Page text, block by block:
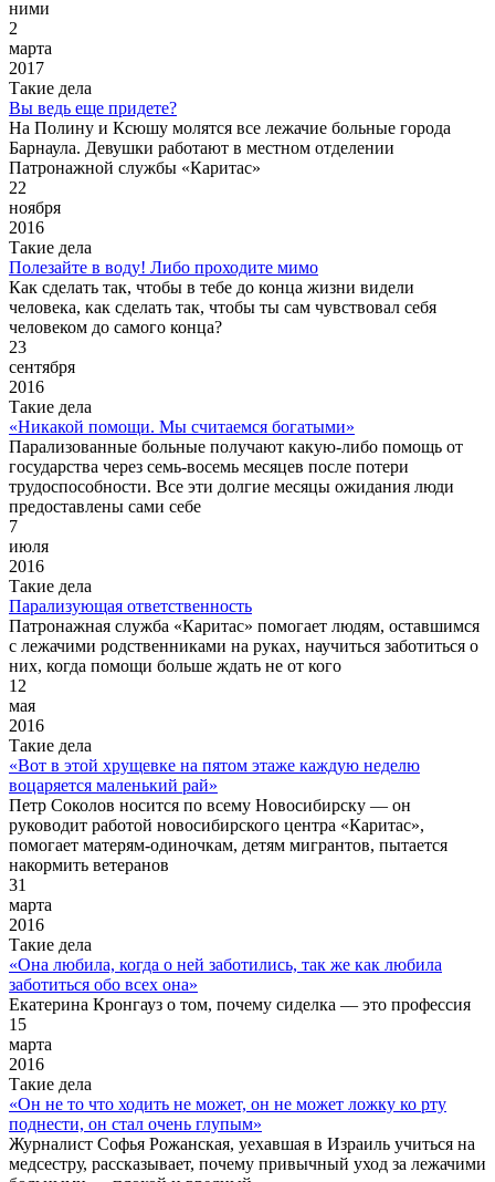
ними
2
марта
2017
Такие дела
Вы ведь еще придете?
На Полину и Ксюшу молятся все лежачие больные города
Барнаула. Девушки работают в местном отделении
Патронажной службы «Каритас»
22
ноября
2016
Такие дела
Полезайте в воду! Либо проходите мимо
Как сделать так, чтобы в тебе до конца жизни видели
человека, как сделать так, чтобы ты сам чувствовал себя
человеком до самого конца?
23
сентября
2016
Такие дела
«Никакой помощи. Мы считаемся богатыми»
Парализованные больные получают какую-либо помощь от
государства через семь-восемь месяцев после потери
трудоспособности. Все эти долгие месяцы ожидания люди
предоставлены сами себе
7
июля
2016
Такие дела
Парализующая ответственность
Патронажная служба «Каритас» помогает людям, оставшимся
с лежачими родственниками на руках, научиться заботиться о
них, когда помощи больше ждать не от кого
12
мая
2016
Такие дела
«Вот в этой хрущевке на пятом этаже каждую неделю
воцаряется маленький рай»
Петр Соколов носится по всему Новосибирску — он
руководит работой новосибирского центра «Каритас»,
помогает матерям-одиночкам, детям мигрантов, пытается
накормить ветеранов
31
марта
2016
Такие дела
«Она любила, когда о ней заботились, так же как любила
заботиться обо всех она»
Екатерина Кронгауз о том, почему сиделка — это профессия
15
марта
2016
Такие дела
«Он не то что ходить не может, он не может ложку ко рту
поднести, он стал очень глупым»
Журналист Софья Рожанская, уехавшая в Израиль учиться на
медсестру, рассказывает, почему привычный уход за лежачими